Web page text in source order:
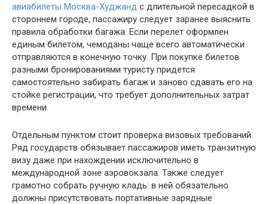
авиабилеты Москва-Худжанд с длительной пересадкой в
стороннем городе, пассажиру следует заранее выяснить
правила обработки багажа. Если перелет оформлен
единым билетом, чемоданы чаще всего автоматически
отправляются в конечную точку. При покупке билетов
разными бронированиями туристу придется
самостоятельно забирать багаж и заново сдавать его на
стойке регистрации, что требует дополнительных затрат
времени.
Отдельным пунктом стоит проверка визовых требований.
Ряд государств обязывает пассажиров иметь транзитную
визу даже при нахождении исключительно в
международной зоне аэровокзала. Также следует
грамотно собрать ручную кладь: в ней обязательно
должны присутствовать портативные зарядные